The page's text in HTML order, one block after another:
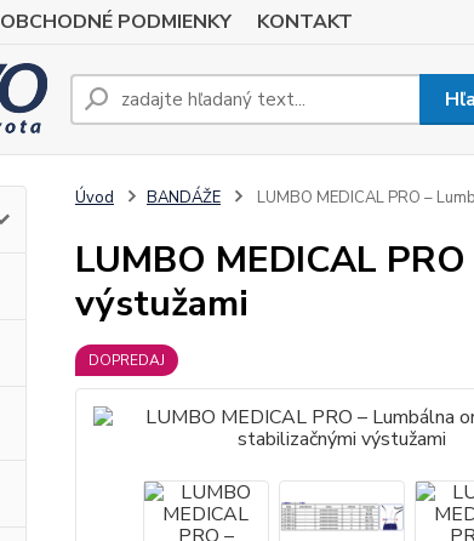
OBCHODNÉ PODMIENKY KONTAKT
Úvod BANDÁŽE LUMBO MEDICAL PRO –
LUMBO MEDICAL
výstužami
DOPREDAJ